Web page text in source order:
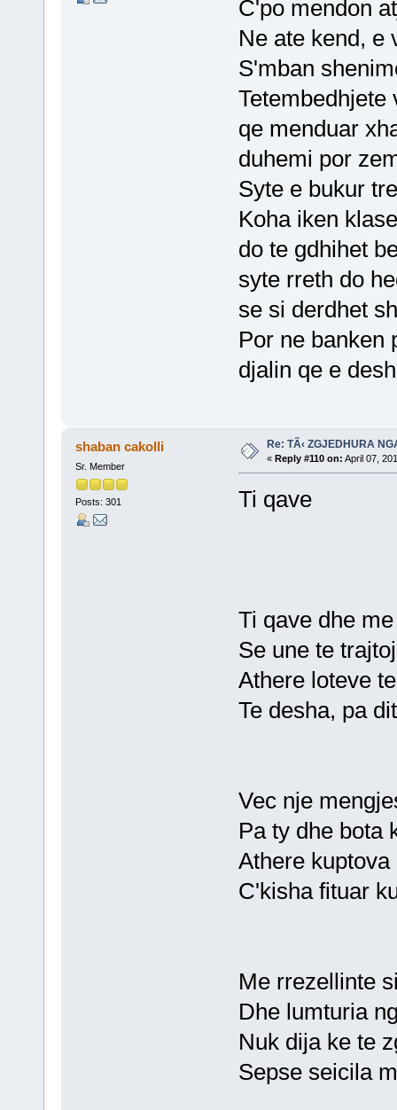
C'po mendon
Ne ate kend, e
S'mban
Tetembedhjete
qe menduar
duhemi por
Syte e bukur
Koha iken
do te gdhihet
syte rreth do
se si derdhet
Por ne banken
djalin qe e
shaban cakolli
Sr. Member
Posts: 301
Re: TÃ‹ ZGJEDHURA
« Reply #110 on: April 07,
Ti qave
Ti qave dhe
Se une te
Athere loteve
Te desha, pa
Vec nje
Pa ty dhe bota
Athere
C'kisha fituar
Me rrezellinte
Dhe lumturia
Nuk dija ke te
Sepse seicila